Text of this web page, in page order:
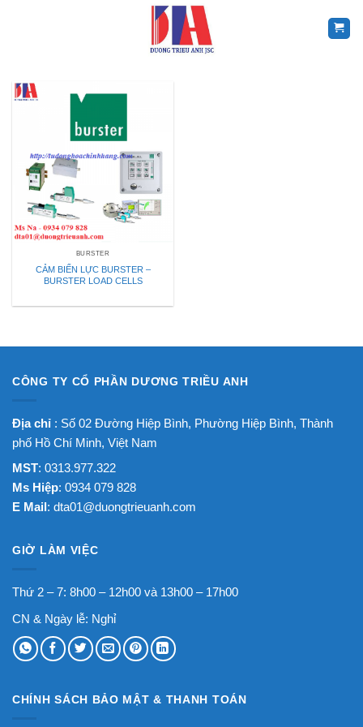
BURSTER
CẢM BIẾN LỰC BURSTER –
BURSTER LOAD CELLS
CÔNG TY CỔ PHẦN DƯƠNG TRIỀU ANH
Địa chỉ : Số 02 Đường Hiệp Bình, Phường Hiệp Bình, Thành
phố Hồ Chí Minh, Việt Nam
MST: 0313.977.322
Ms Hiệp: 0934 079 828
E Mail: dta01@duongtrieuanh.com
GIỜ LÀM VIỆC
Thứ 2 – 7: 8h00 – 12h00 và 13h00 – 17h00
CN & Ngày lễ: Nghỉ
CHÍNH SÁCH BẢO MẬT & THANH TOÁN